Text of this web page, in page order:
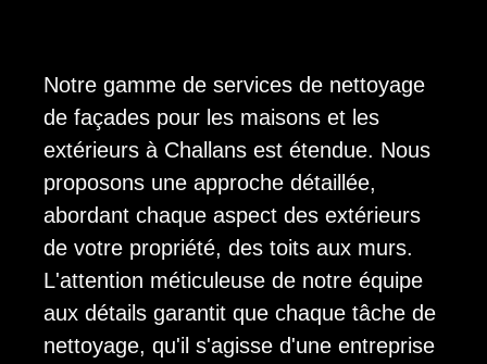
Notre gamme de services de nettoyage
de façades pour les maisons et les
extérieurs à Challans est étendue. Nous
proposons une approche détaillée,
abordant chaque aspect des extérieurs
de votre propriété, des toits aux murs.
L'attention méticuleuse de notre équipe
aux détails garantit que chaque tâche de
nettoyage, qu'il s'agisse d'une entreprise